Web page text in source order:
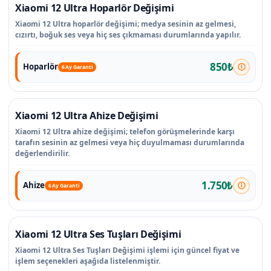
Xiaomi 12 Ultra Hoparlör Değişimi
Xiaomi 12 Ultra hoparlör değişimi; medya sesinin az gelmesi,
cızırtı, boğuk ses veya hiç ses çıkmaması durumlarında yapılır.
Hoparlör 6 Ay Garanti 850₺
Xiaomi 12 Ultra Ahize Değişimi
Xiaomi 12 Ultra ahize değişimi; telefon görüşmelerinde karşı
tarafın sesinin az gelmesi veya hiç duyulmaması durumlarında
değerlendirilir.
Ahize 6 Ay Garanti 1.750₺
Xiaomi 12 Ultra Ses Tuşları Değişimi
Xiaomi 12 Ultra Ses Tuşları Değişimi işlemi için güncel fiyat ve
işlem seçenekleri aşağıda listelenmiştir.